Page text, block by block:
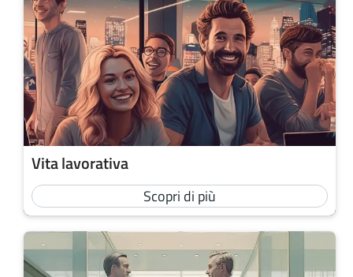
Vita lavorativa
Scopri di più